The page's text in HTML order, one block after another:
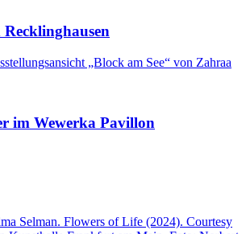
im Wewerka Pavillon